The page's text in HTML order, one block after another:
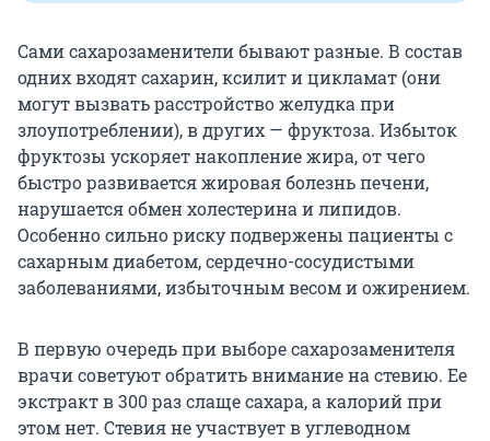
Сами сахарозаменители бывают разные. В состав
одних входят сахарин, ксилит и цикламат (они
могут вызвать расстройство желудка при
злоупотреблении), в других — фруктоза. Избыток
фруктозы ускоряет накопление жира, от чего
быстро развивается жировая болезнь печени,
нарушается обмен холестерина и липидов.
Особенно сильно риску подвержены пациенты с
сахарным диабетом, сердечно-сосудистыми
заболеваниями, избыточным весом и ожирением.
В первую очередь при выборе сахарозаменителя
врачи советуют обратить внимание на стевию. Ее
экстракт в 300 раз слаще сахара, а калорий при
этом нет. Стевия не участвует в углеводном